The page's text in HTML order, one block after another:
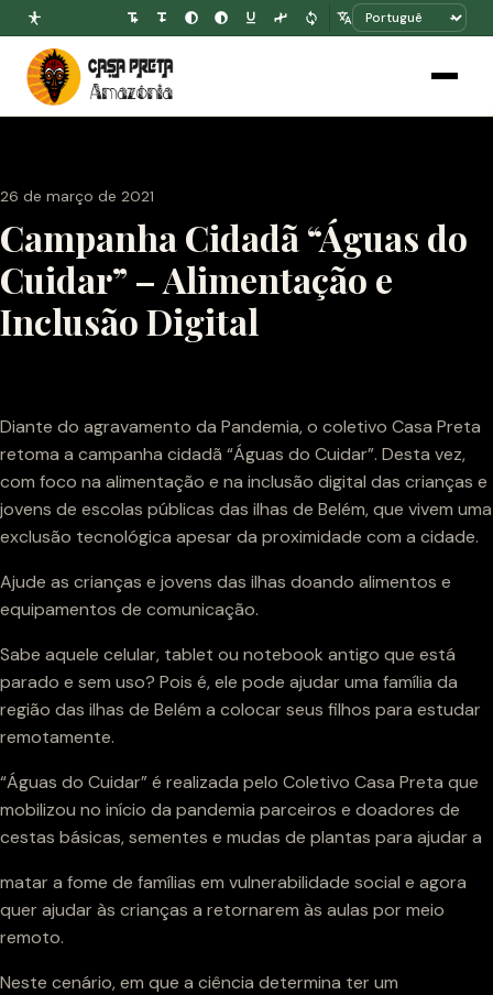
26 de março de 2021
Campanha Cidadã “Águas do
Cuidar” – Alimentação e
Inclusão Digital
Diante do agravamento da Pandemia, o coletivo Casa Preta
retoma a campanha cidadã “Águas do Cuidar”. Desta vez,
com foco na alimentação e na inclusão digital das crianças e
jovens de escolas públicas das ilhas de Belém, que vivem uma
exclusão tecnológica apesar da proximidade com a cidade.
Ajude as crianças e jovens das ilhas doando alimentos e
equipamentos de comunicação.
Sabe aquele celular, tablet ou notebook antigo que está
parado e sem uso? Pois é, ele pode ajudar uma família da
região das ilhas de Belém a colocar seus filhos para estudar
remotamente.
“Águas do Cuidar” é realizada pelo Coletivo Casa Preta que
mobilizou no início da pandemia parceiros e doadores de
cestas básicas, sementes e mudas de plantas para ajudar a
matar a fome de famílias em vulnerabilidade social e agora
quer ajudar às crianças a retornarem às aulas por meio
remoto.
Neste cenário, em que a ciência determina ter um